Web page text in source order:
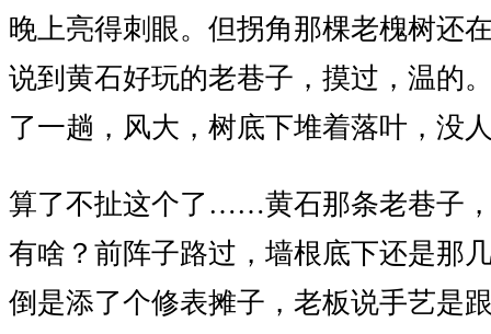
晚上亮得刺眼。但拐角那棵老槐树还
说到黄石好玩的老巷子，摸过，温的
了一趟，风大，树底下堆着落叶，没
算了不扯这个了……黄石那条老巷子
有啥？前阵子路过，墙根底下还是那
倒是添了个修表摊子，老板说手艺是